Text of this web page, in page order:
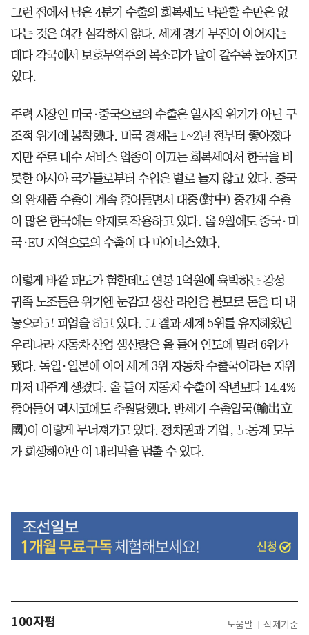
그런 점에서 남은 4분기 수출의 회복세도 낙관할 수만은 없
다는 것은 여간 심각하지 않다. 세계 경기 부진이 이어지는
데다 각국에서 보호무역주의 목소리가 날이 갈수록 높아지고
있다.
주력 시장인 미국·중국으로의 수출은 일시적 위기가 아닌 구
조적 위기에 봉착했다. 미국 경제는 1~2년 전부터 좋아졌다
지만 주로 내수 서비스 업종이 이끄는 회복세여서 한국을 비
롯한 아시아 국가들로부터 수입은 별로 늘지 않고 있다. 중국
의 완제품 수출이 계속 줄어들면서 대중(對中) 중간재 수출
이 많은 한국에는 악재로 작용하고 있다. 올 9월에도 중국·미
국·EU 지역으로의 수출이 다 마이너스였다.
이렇게 바깥 파도가 험한데도 연봉 1억원에 육박하는 강성
귀족 노조들은 위기엔 눈감고 생산 라인을 볼모로 돈을 더 내
놓으라고 파업을 하고 있다. 그 결과 세계 5위를 유지해왔던
우리나라 자동차 산업 생산량은 올 들어 인도에 밀려 6위가
됐다. 독일·일본에 이어 세계 3위 자동차 수출국이라는 지위
마저 내주게 생겼다. 올 들어 자동차 수출이 작년보다 14.4%
줄어들어 멕시코에도 추월당했다. 반세기 수출입국(輸出立
國)이 이렇게 무너져가고 있다. 정치권과 기업, 노동계 모두
가 희생해야만 이 내리막을 멈출 수 있다.
100자평 도움말 삭제기준